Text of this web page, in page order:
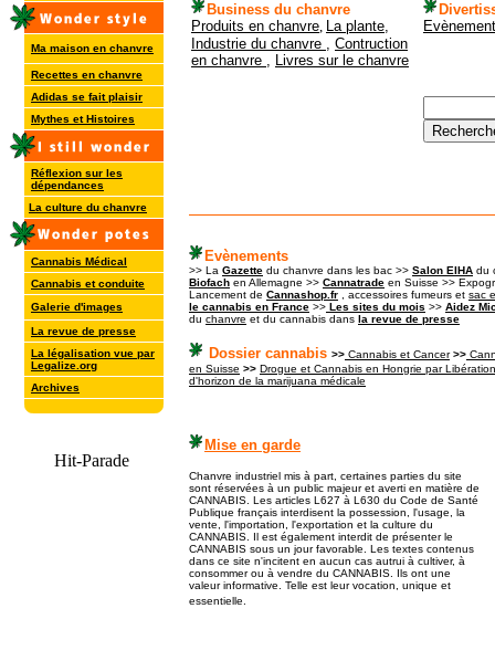
Ma maison en chanvre
Recettes en chanvre
Adidas se fait plaisir
Mythes et Histoires
Réflexion sur les
dépendances
La culture du chanvre
Cannabis Médical
Cannabis et conduite
Galerie d'images
La revue de presse
La légalisation vue par
Legalize.org
Archives
Business du chanvre
Produits en chanvre, La plante,
Industrie du chanvre , Contruction
en chanvre , Livres sur le chanvre
Evènement
Evènements
>> La Gazette du chanvre dans les bac >> Salon EIHA du
Biofach en Allemagne >> Cannatrade en Suisse >>
Lancement de Cannashop.fr , accessoires fumeurs et sac
le cannabis en France >> Les sites du mois >> Aidez
du chanvre et du cannabis dans la revue de presse
Dossier cannabis >> Cannabis et Cancer>>
en Suisse >> Drogue et Cannabis en Hongrie par Libération
d'horizon de la marijuana médicale
Mise en garde
Chanvre industriel mis à part, certaines parties du site
sont réservées à un public majeur et averti en matière de
CANNABIS. Les articles L627 à L630 du Code de Santé
Publique français interdisent la possession, l'usage, la
vente, l'importation, l'exportation et la culture du
CANNABIS. Il est également interdit de présenter le
CANNABIS sous un jour favorable. Les textes contenus
dans ce site n'incitent en aucun cas autrui à cultiver, à
consommer ou à vendre du CANNABIS. Ils ont une
valeur informative. Telle est leur vocation, unique et
essentielle.